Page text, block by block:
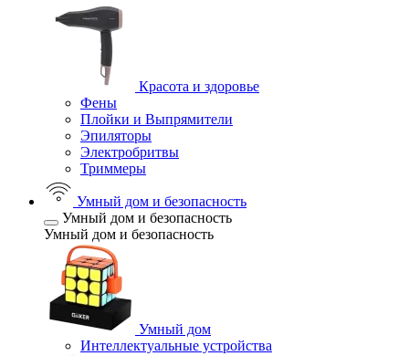
Красота и здоровье
Фены
Плойки и Выпрямители
Эпиляторы
Электробритвы
Триммеры
Умный дом и безопасность
Умный дом и безопасность
Умный дом и безопасность
Умный дом
Интеллектуальные устройства